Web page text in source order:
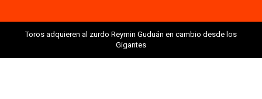
Toros adquieren al zurdo Reymin Guduán en cambio desde los
Gigantes